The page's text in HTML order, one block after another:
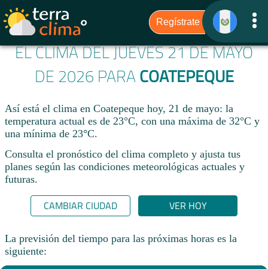
EL CLIMA DEL JUEVES 21 DE MAYO
DE 2026 PARA COATEPEQUE
Así está el clima en Coatepeque hoy, 21 de mayo: la
temperatura actual es de 23°C, con una máxima de 32°C y
una mínima de 23°C.
Consulta el pronóstico del clima completo y ajusta tus
planes según las condiciones meteorológicas actuales y
futuras.
CAMBIAR CIUDAD VER HOY
La previsión del tiempo para las próximas horas es la
siguiente: